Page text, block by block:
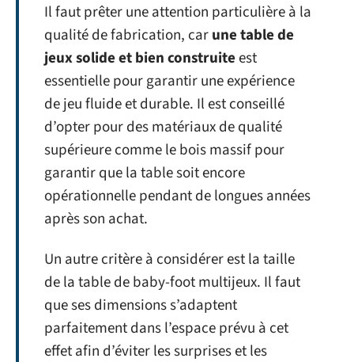
Il faut prêter une attention particulière à la
qualité de fabrication, carune table de
jeux solide et bien construiteest
essentielle pour garantir une expérience
de jeu fluide et durable. Il est conseillé
d’opter pour des matériaux de qualité
supérieure comme le bois massif pour
garantir que la table soit encore
opérationnelle pendant de longues années
après son achat.
Un autre critère à considérer est la taille
de la table de baby-foot multijeux. Il faut
que ses dimensions s’adaptent
parfaitement dans l’espace prévu à cet
effet afin d’éviter les surprises et les